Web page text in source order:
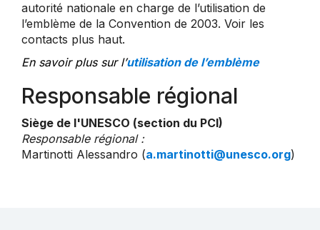
autorité nationale en charge de l’utilisation de
l’emblème de la Convention de 2003. Voir les
contacts plus haut.
En savoir plus sur l’utilisation de l’emblème
Responsable régional
Siège de l'UNESCO (section du PCI)
Responsable régional :
Martinotti Alessandro (a.martinotti@unesco.org)